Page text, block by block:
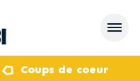
Coups de coeur